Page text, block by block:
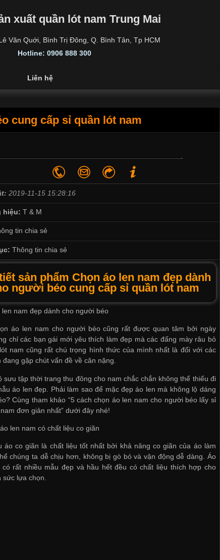
xuất quần lót nam Trung Mai
Văn Quới, Bình Trị Đông, Q. Bình Tân, Tp HCM
Hotline: 0906 888 300
Liên hệ
cung cấp sỉ quần lót nam
2019-11-15 15:28:16
hiệu:T & M
tin chia sẻ
Thông tin chia sẻ
sản phẩm Chọn áo len nam đẹp dành
người béo cung cấp sỉ quần lót nam
len nam đẹp dành cho người béo
áo len nam cho người béo cũng rất được quan tâm bởi ngày
chỉ các bạn gái mới yêu thích làm đẹp mà các đấng mày râu bỏ
nam cũng rất chú trọng hình thức của mình nhất là đối với các
đang gặp chút vấn đề về cân nặng.
sưu tập thời trang thu đông cho nam chắc chắn không thể thiếu đi
áo len đẹp. Phải làm sao để mặc đẹp áo len mà không lộ dáng
Cùng tham khảo “5 cách chọn áo len nam cho người béo lấy sỉ
đơn giản nhất” dưới đây nhé!
len nam có chất liệu co giãn
áo co giãn là chất liệu tốt nhất bởi khả năng co giãn của áo làm
chúng ta dễ chịu hơn, không bị gò bó và vận động dễ dàng. Áo
có rất nhiều mẫu đẹp và hầu hết đều có chất liệu thích hợp cho
sức lựa chọn.